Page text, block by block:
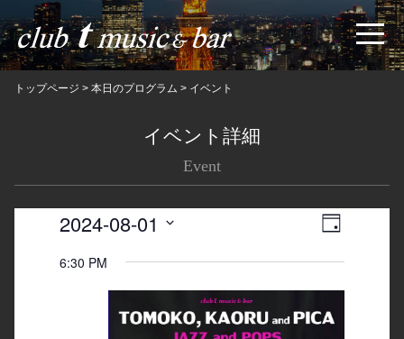
トップページ > 本日のプログラム > イベント
イベント詳細
Event
Views
Event
日
2024-08-01
date.
6:30 PM